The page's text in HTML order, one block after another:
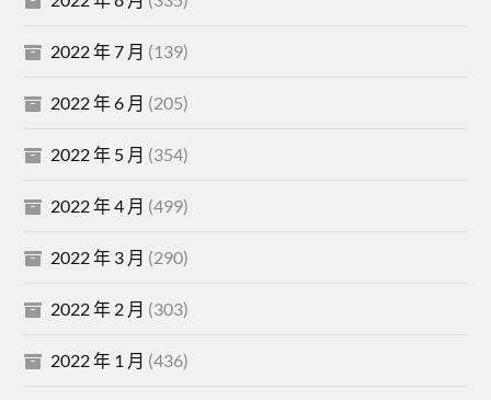
2022 年 7 月 (139)
2022 年 6 月 (205)
2022 年 5 月 (354)
2022 年 4 月 (499)
2022 年 3 月 (290)
2022 年 2 月 (303)
2022 年 1 月 (436)